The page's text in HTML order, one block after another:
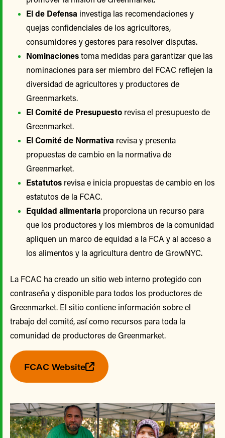
El de Defensa investiga las recomendaciones y
quejas confidenciales de los agricultores,
consumidores y gestores para resolver disputas.
Nominacionestoma medidas para garantizar que las
nominaciones para ser miembro del FCAC reflejen la
diversidad de agricultores y productores de
Greenmarkets.
El Comité de Presupuesto revisa el presupuesto de
Greenmarket.
El Comité de Normativa revisa y presenta
propuestas de cambio en la normativa de
Greenmarket.
Estatutos revisa e inicia propuestas de cambio en los
estatutos de la FCAC.
Equidad alimentaria proporciona un recurso para
que los productores y los miembros de la comunidad
apliquen un marco de equidad a la FCA y al acceso a
los alimentos y la agricultura dentro de GrowNYC.
La FCAC ha creado un sitio web interno protegido con
contraseña y disponible para todos los productores de
Greenmarket. El sitio contiene información sobre el
trabajo del comité, así como recursos para toda la
comunidad de productores de Greenmarket.
FCAC Website